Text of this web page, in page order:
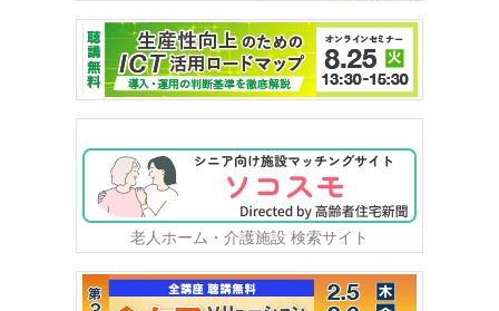
老人ホーム・介護施設 検索サイト